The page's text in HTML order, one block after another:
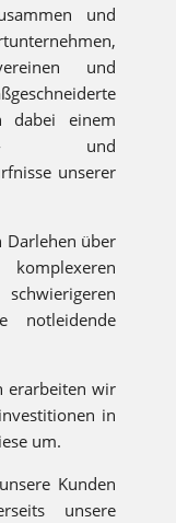
und
und
dabei einem
und
unserer
Darlehen über
notleidende
erarbeiten wir
in
um.
Kunden
unsere